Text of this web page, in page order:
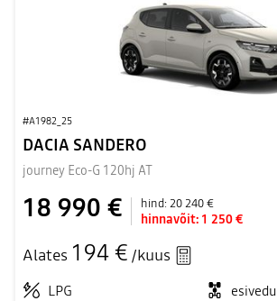
#A1982_25
DACIA SANDERO
journey Eco-G 120hj AT
18 990 € hind: 20 240 €
hinnavõit: 1 250 €
Alates 194 € /kuus
LPG
esivedu